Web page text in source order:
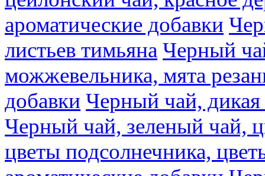
ароматические добавки
листьев тимьяна Черный
можжевельника, мята
добавки Черный чай,
Черный чай, зеленый чай,
цветы подсолнечника,